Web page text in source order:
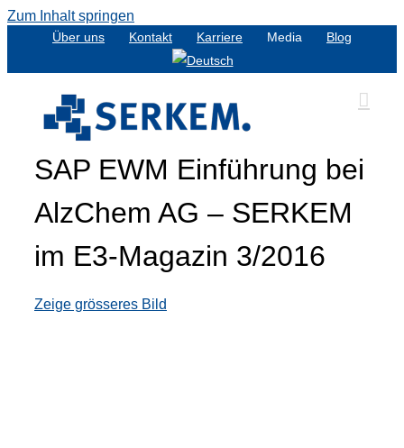
Zum Inhalt springen
Über uns Kontakt Karriere Media Blog
Zeige grösseres Bild
SAP EWM Einführung bei
AlzChem AG – SERKEM
im E3-Magazin 3/2016